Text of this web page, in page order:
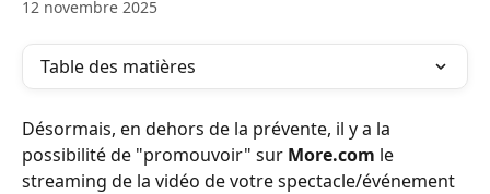
12 novembre 2025
Table des matières
Désormais, en dehors de la prévente, il y a la
possibilité de "promouvoir" sur More.com le
streaming de la vidéo de votre spectacle/événement